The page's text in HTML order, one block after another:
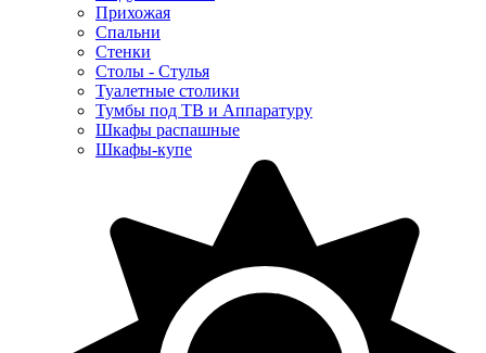
Прихожая
Спальни
Стенки
Столы - Стулья
Туалетные столики
Тумбы под ТВ и Аппаратуру
Шкафы распашные
Шкафы-купе